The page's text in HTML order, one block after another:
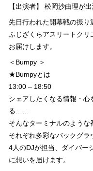
【出演者】 松岡沙由理が
先日行われた開幕戦の振り
ふじざくらアスリートク
お届けします。
＜Bumpy ＞
★Bumpyとは
13:00 – 18:50
シェアしたくなる情報・心
る……
そんなターミナルのような
それぞれ多彩なバックグ
4人のDJが担当、ダイバー
に想いを届けます。